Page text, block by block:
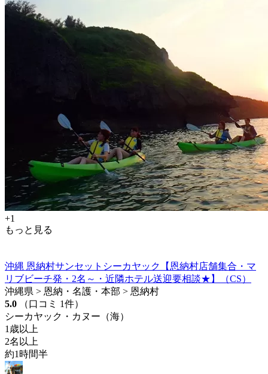
+1
もっと見る
沖縄 恩納村サンセットシーカヤック【恩納村店舗集合・マ
リブビーチ発・2名～・近隣ホテル送迎要相談★】（CS）
沖縄県 > 恩納・名護・本部 > 恩納村
5.0
（口コミ 1件）
シーカヤック・カヌー（海）
1歳以上
2名以上
約1時間半